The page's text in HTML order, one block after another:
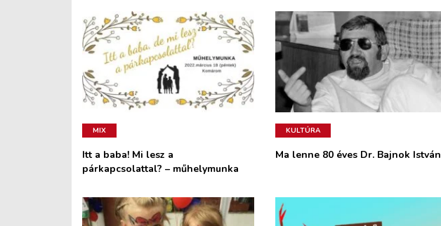
MIX
Itt a baba! Mi lesz a
párkapcsolattal? – műhelymunka
KULTÚRA
Ma lenne 80 éves Dr. Bajnok István